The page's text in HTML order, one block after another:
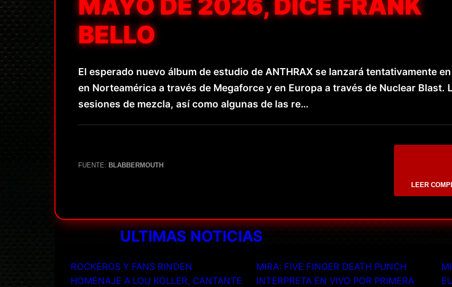
BELLO
El esperado nuevo álbum de estudio de ANTHRAX se lanzará tentativamente
en Norteamérica a través de Megaforce y en Europa a través de Nuclear Blast.
sesiones de mezcla, así como algunas de las re…
FUENTE: BLABBERMOUTH
LEER
ULTIMAS NOTICIAS
ROCKEROS Y FANS RINDEN
HOMENAJE A LOU KOLLER, CANTANTE
MIRA: FIVE FINGER DEATH PUNCH
INTERPRETA EN VIVO POR PRIMERA